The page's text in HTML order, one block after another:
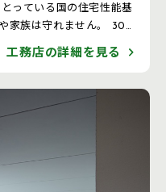
っている国の住宅性能基
家族は守れません。 30
的にも経済的にもメリッ
なのです。 そのため我々
本人の健康の維持向上と
はこれからも、常
工務店の詳細を見る